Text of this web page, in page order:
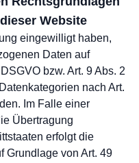
Website
eingewilligt haben,
Daten auf
bzw. Art. 9 Abs. 2
nach Art.
Im Falle einer
Übertragung
erfolgt die
Grundlage von Art. 49